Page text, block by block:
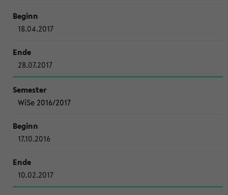
18.04.2017
28.07.2017
WiSe 2016/2017
17.10.2016
10.02.2017